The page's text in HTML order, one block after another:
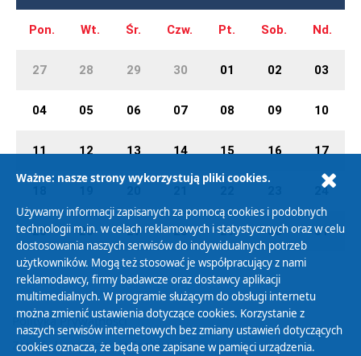
Pon. Wt. Śr. Czw. Pt. Sob. Nd.
27 28 29 30 01 02 03
04 05 06 07 08 09 10
11 12 13 14 15 16 17
24
25 26 27 28 29 30 31
Polityka Prywatności
Zasady korzystania z Serwisu
Ważne: nasze strony wykorzystują pliki cookies.
Używamy informacji zapisanych za pomocą cookies i podobnych
technologii m.in. w celach reklamowych i statystycznych oraz w celu
dostosowania naszych serwisów do indywidualnych potrzeb
użytkowników. Mogą też stosować je współpracujący z nami
reklamodawcy, firmy badawcze oraz dostawcy aplikacji
multimedialnych. W programie służącym do obsługi internetu
można zmienić ustawienia dotyczące cookies. Korzystanie z
naszych serwisów internetowych bez zmiany ustawień dotyczących
cookies oznacza, że będą one zapisane w pamięci urządzenia.